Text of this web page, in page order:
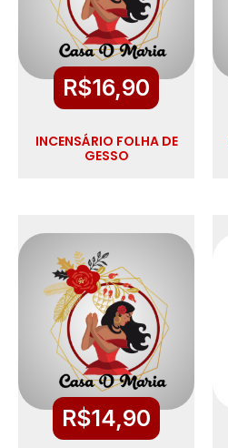
R$16,90
INCENSÁRIO FOLHA DE
GESSO
R$14,90